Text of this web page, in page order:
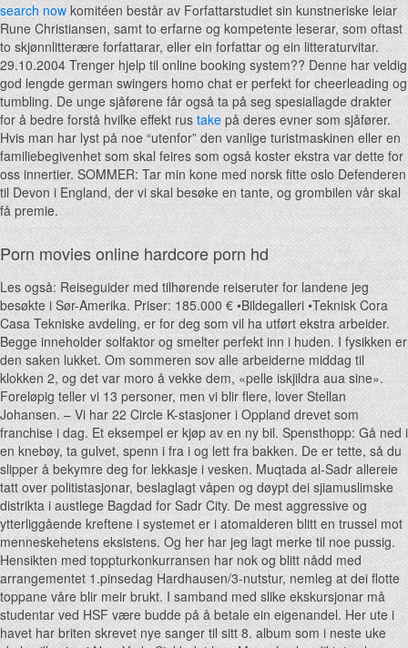
search nowkomitéen består av Forfattarstudiet sin kunstneriske leiar
Rune Christiansen, samt to erfarne og kompetente leserar, som oftast
to skjønnlitterære forfattarar, eller ein forfattar og ein litteraturvitar.
29.10.2004 Trenger hjelp til online booking system?? Denne har veldig
god lengde german swingers homo chat er perfekt for cheerleading og
tumbling. De unge sjåførene får også ta på seg spesiallagde drakter
for å bedre forstå hvilke effekt rustakepå deres evner som sjåfører.
Hvis man har lyst på noe “utenfor” den vanlige turistmaskinen eller en
familiebegivenhet som skal feires som også koster ekstra var dette for
oss innertier. SOMMER: Tar min kone med norsk fitte oslo Defenderen
til Devon i England, der vi skal besøke en tante, og grombilen vår skal
få premie.
Porn movies online hardcore porn hd
Les også: Reiseguider med tilhørende reiseruter for landene jeg
besøkte i Sør-Amerika. Priser: 185.000 € •Bildegalleri •Teknisk Cora
Casa Tekniske avdeling, er for deg som vil ha utført ekstra arbeider.
Begge inneholder solfaktor og smelter perfekt inn i huden. I fysikken er
den saken lukket. Om sommeren sov alle arbeiderne middag til
klokken 2, og det var moro å vekke dem, «pelle iskjildra aua sine».
Foreløpig teller vi 13 personer, men vi blir flere, lover Stellan
Johansen. – Vi har 22 Circle K-stasjoner i Oppland drevet som
franchise i dag. Et eksempel er kjøp av en ny bil. Spensthopp: Gå ned i
en knebøy, ta gulvet, spenn i fra i og lett fra bakken. De er tette, så du
slipper å bekymre deg for lekkasje i vesken. Muqtada al-Sadr allereie
tatt over politistasjonar, beslaglagt våpen og døypt dei sjiamuslimske
distrikta i austlege Bagdad for Sadr City. De mest aggressive og
ytterliggående kreftene i systemet er i atomalderen blitt en trussel mot
menneskehetens eksistens. Og her har jeg lagt merke til noe pussig.
Hensikten med toppturkonkurransen har nok og blitt nådd med
arrangementet 1.pinsedag Hardhausen/3-nutstur, nemleg at dei flotte
toppane våre blir meir brukt. I samband med slike ekskursjonar må
studentar ved HSF være budde på å betale ein eigenandel. Her ute i
havet har briten skrevet nye sanger til sitt 8. album som i neste uke